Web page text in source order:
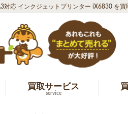
対応 インクジェットプリンター iX6830 を買
買取サービス
service